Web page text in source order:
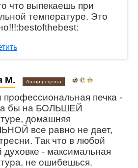
что выпекаешь при
температуре. Это
М. Автор рецепта
печка -
бы на БОЛЬШЕЙ
домашняя
все равно не дает,
Так что в любой
духовке - максимальная
не ошибешься.